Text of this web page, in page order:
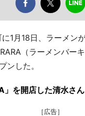
1月18日、ラーメン
（ラーメンバー
ンした。
」を開店した清水さん
［広告］